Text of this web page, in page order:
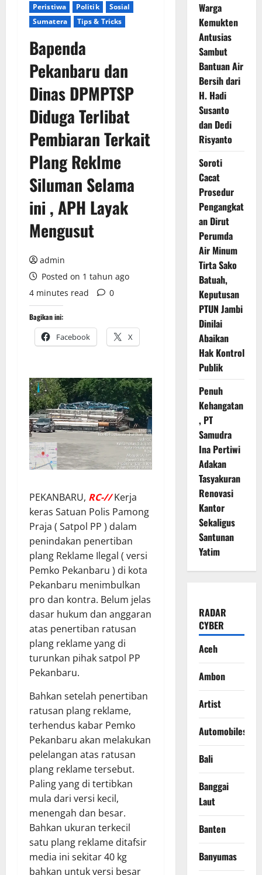
Peristiwa
Politik
Sosial
Sumatera
Tips & Tricks
Bapenda
Pekanbaru dan
Dinas DPMPTSP
Diduga Terlibat
Pembiaran Terkait
Plang Reklme
Siluman Selama
ini , APH Layak
Mengusut
admin
Posted on 1 tahun ago
4 minutes read
0
Bagikan ini:
Facebook X
PEKANBARU, RC-//Kerja
keras Satuan Polis Pamong
Praja ( Satpol PP ) dalam
penindakan penertiban
plang Reklame Ilegal ( versi
Pemko Pekanbaru ) di kota
Pekanbaru menimbulkan
pro dan kontra. Belum jelas
dasar hukum dan anggaran
atas penertiban ratusan
plang reklame yang di
turunkan pihak satpol PP
Pekanbaru.
Bahkan setelah penertiban
ratusan plang reklame,
terhendus kabar Pemko
Pekanbaru akan melakukan
pelelangan atas ratusan
plang reklame tersebut.
Paling yang di tertibkan
mula dari versi kecil,
menengah dan besar.
Bahkan ukuran terkecil
satu plang reklame ditafsir
media ini sekitar 40 kg
bahkan untuk versi besar
Warga
Kemukten
Antusias
Sambut
Bantuan Air
Bersih dari
H. Hadi
Susanto
dan Dedi
Risyanto
Soroti
Cacat
Prosedur
Pengangkat
an Dirut
Perumda
Air Minum
Tirta Sako
Batuah,
Keputusan
PTUN Jambi
Dinilai
Abaikan
Hak Kontrol
Publik
Penuh
Kehangatan
, PT
Samudra
Ina Pertiwi
Adakan
Tasyakuran
Renovasi
Kantor
Sekaligus
Santunan
Yatim
RADAR
CYBER
Aceh
Ambon
Artist
Automobiles
Bali
Banggai
Laut
Banten
Banyumas